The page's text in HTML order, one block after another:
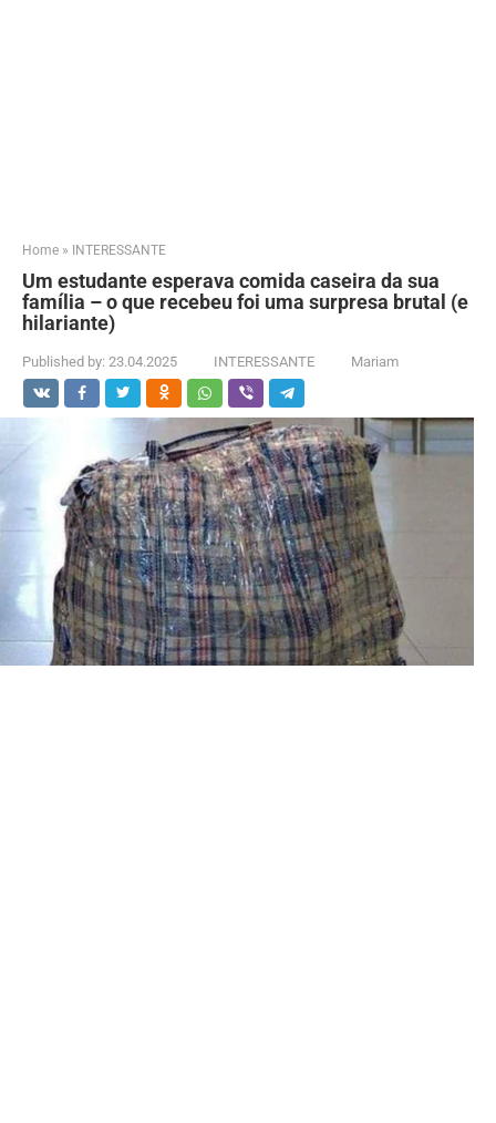
Home » INTERESSANTE
Um estudante esperava comida caseira da sua
família – o que recebeu foi uma surpresa brutal (e
hilariante)
Published by: 23.04.2025 INTERESSANTE Mariam